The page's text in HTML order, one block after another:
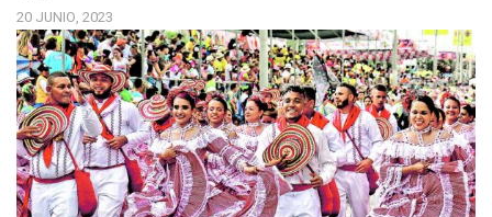
20 JUNIO, 2023